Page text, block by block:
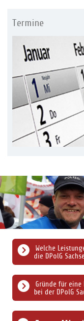
Termine
Gründe für
bei der DPolG
Welche
die DPolG